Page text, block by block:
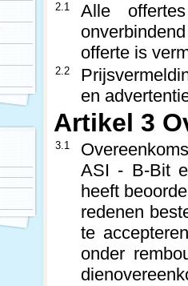
2.1
Alle
offerte is
2.2
en
Artikel 3
3.1
ASI - B-Bit
heeft
redenen
te
onder